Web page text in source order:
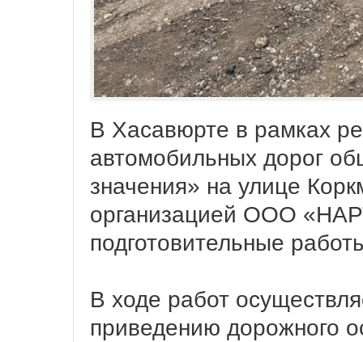
В Хасавюрте в рамках
автомобильных дорог
значения» на улице
организацией ООО
подготовительные
В ходе работ
приведению дорожного